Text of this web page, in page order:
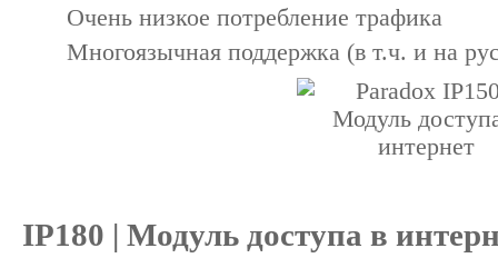
Очень низкое потребление трафика
Многоязычная поддержка (в т.ч. и на
IP180 | Модуль доступа в